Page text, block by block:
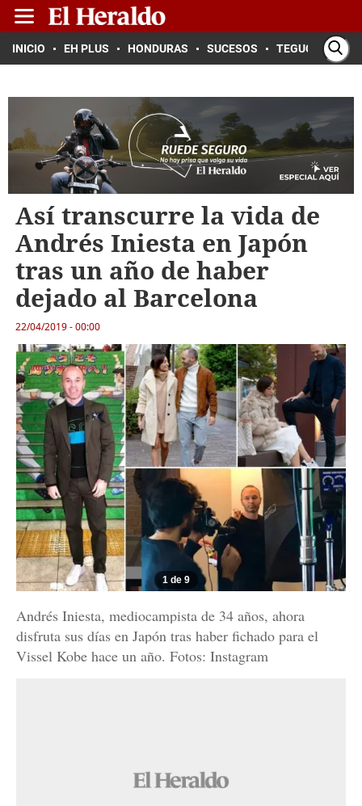
INICIO EH PLUS HONDURAS SUCESOS TEGUCIGALPA
Así transcurre la vida de
Andrés Iniesta en Japón
tras un año de haber
dejado al Barcelona
22/04/2019 - 00:00
1 de 9
Andrés Iniesta, mediocampista de 34 años, ahora
disfruta sus días en Japón tras haber fichado para el
Vissel Kobe hace un año. Fotos: Instagram